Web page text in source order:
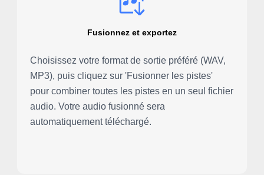
Fusionnez et exportez
Choisissez votre format de sortie préféré (WAV,
MP3), puis cliquez sur 'Fusionner les pistes'
pour combiner toutes les pistes en un seul fichier
audio. Votre audio fusionné sera
automatiquement téléchargé.